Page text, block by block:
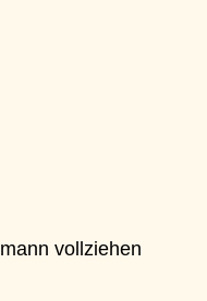
vollziehen